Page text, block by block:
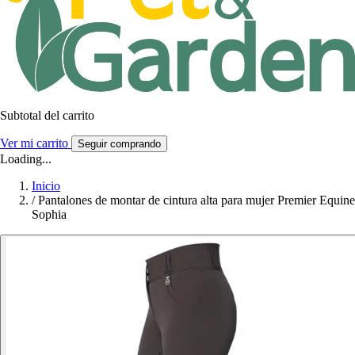
Subtotal del carrito
Ver mi carrito Seguir comprando
Loading...
Inicio
/ Pantalones de montar de cintura alta para mujer Premier Equine
Sophia